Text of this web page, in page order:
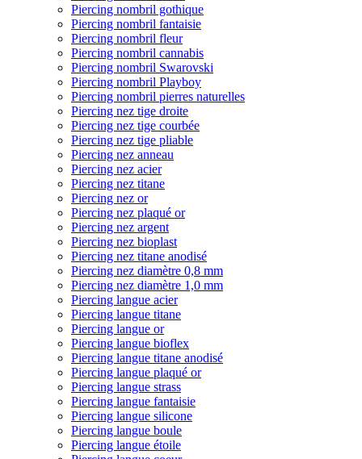
Piercing nombril gothique
Piercing nombril fantaisie
Piercing nombril fleur
Piercing nombril cannabis
Piercing nombril Swarovski
Piercing nombril Playboy
Piercing nombril pierres naturelles
Piercing nez tige droite
Piercing nez tige courbée
Piercing nez tige pliable
Piercing nez anneau
Piercing nez acier
Piercing nez titane
Piercing nez or
Piercing nez plaqué or
Piercing nez argent
Piercing nez bioplast
Piercing nez titane anodisé
Piercing nez diamètre 0,8 mm
Piercing nez diamètre 1,0 mm
Piercing langue acier
Piercing langue titane
Piercing langue or
Piercing langue bioflex
Piercing langue titane anodisé
Piercing langue plaqué or
Piercing langue strass
Piercing langue fantaisie
Piercing langue silicone
Piercing langue boule
Piercing langue étoile